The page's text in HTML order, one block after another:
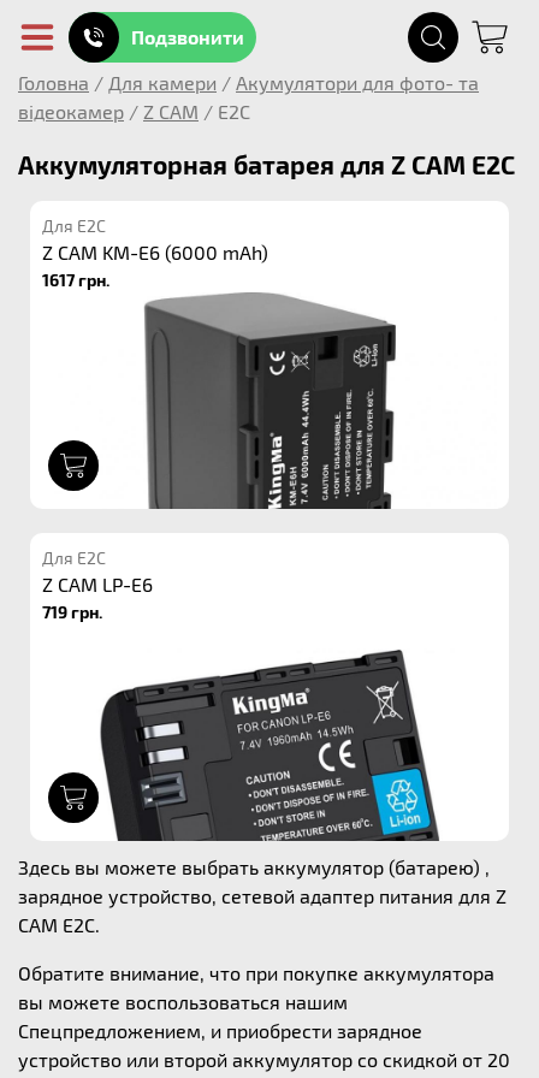
Подзвонити
Головна / Для камери / Акумулятори для фото- та
відеокамер / Z CAM / E2C
Аккумуляторная батарея для Z CAM E2C
Для E2C
Z CAM KM-E6 (6000 mAh)
1617 грн.
Для E2C
Z CAM LP-E6
719 грн.
Здесь вы можете выбрать аккумулятор (батарею) ,
зарядное устройство, сетевой адаптер питания для Z
CAM E2C.
Обратите внимание, что при покупке аккумулятора
вы можете воспользоваться нашим
Спецпредложением, и приобрести зарядное
устройство или второй аккумулятор со скидкой от 20